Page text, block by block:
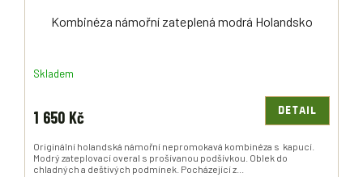
Kombinéza námořní zateplená modrá Holandsko
Skladem
1 650 Kč DETAIL
Originální holandská námořní nepromokavá kombinéza s kapucí.
Modrý zateplovací overal s prošívanou podšívkou. Oblek do
chladných a deštivých podmínek. Pocházející z...